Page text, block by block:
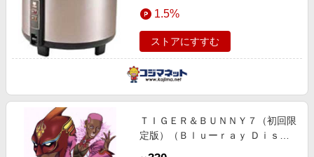
1.5%
ストアにすすむ
ＴＩＧＥＲ＆ＢＵＮＮＹ７（初回限
定版）（Ｂｌｕーｒａｙ Ｄｉｓ